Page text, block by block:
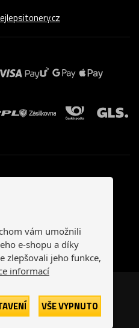
Slovensko
vám umožnili
e-shopu a díky
zlepšovali jeho funkce,
informací
VŠE VYPNUTO